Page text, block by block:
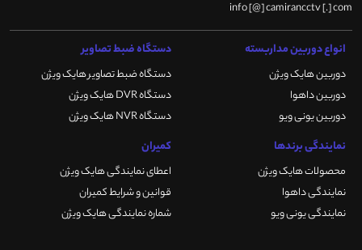
info [@] camirancctv [.] com
انواع دوربین مداربسته
دوربین هایک ویژن
دوربین داهوا
دوربین یونی ویو
دستگاه ضبط تصاویر
دستگاه ضبط تصاویر هایک ویژن
دستگاه DVR هایک ویژن
دستگاه NVR هایک ویژن
نمایندگی برندها
محصولات هایک ویژن
نمایندگی داهوا
نمایندگی یونی ویو
کمیران
اعطای نمایندگی هایک ویژن
قوانین و شرایط کمیران
شماره نمایندگی هایک ویژن